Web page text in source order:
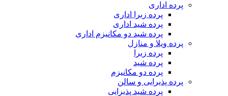
پرده اداری
پرده زبرا اداری
پرده شید اداری
پرده شید دو مکانیزم اداری
پرده ویلا و منازل
پرده زبرا
پرده شید
پرده دو مکانیزم
پرده پذیرایی و سالن
پرده شید پذیرایی